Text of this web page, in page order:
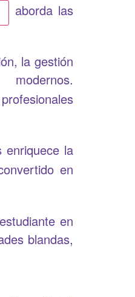
aborda las
la gestión
enriquece la
en
en
blandas,